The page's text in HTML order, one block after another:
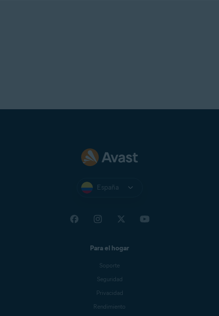
España
Para el hogar
Soporte
Seguridad
Privacidad
Rendimiento